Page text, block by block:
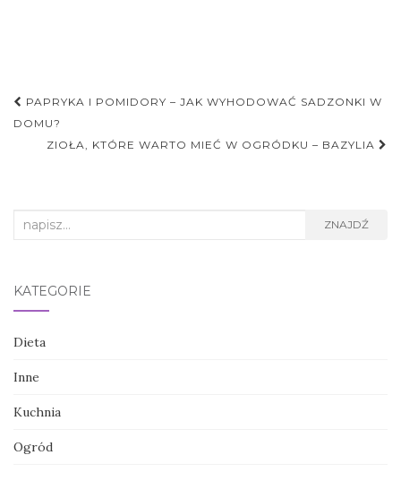
Nawigacja
postu
PAPRYKA I POMIDORY – JAK WYHODOWAĆ SADZONKI W
DOMU?
ZIOŁA, KTÓRE WARTO MIEĆ W OGRÓDKU – BAZYLIA
Search
ZNAJDŹ
KATEGORIE
Dieta
Inne
Kuchnia
Ogród